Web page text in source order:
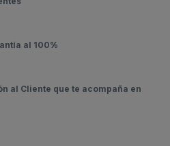
al 100%
al Cliente que te acompaña en